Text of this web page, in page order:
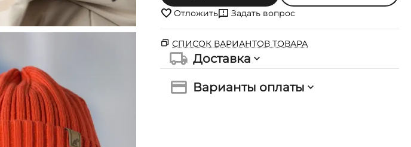
Отложить
Задать вопрос
СПИСОК ВАРИАНТОВ ТОВАРА
Доставка
Варианты оплаты